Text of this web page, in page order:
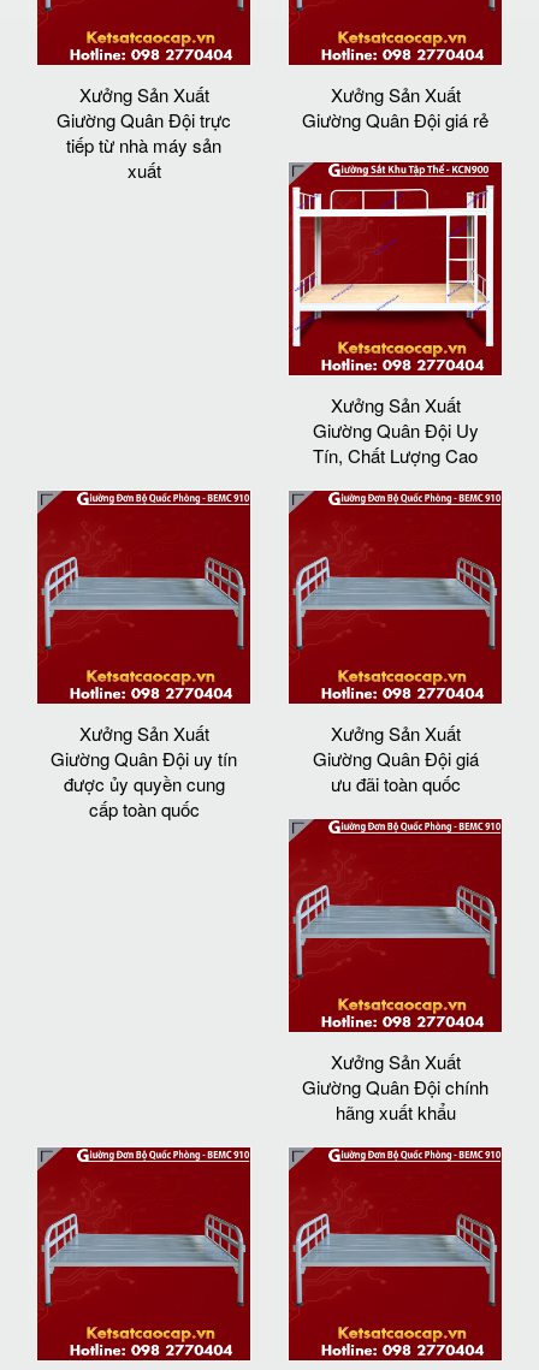
Xưởng Sản Xuất
Giường Quân Đội trực
tiếp từ nhà máy sản
xuất
Xưởng Sản Xuất
Giường Quân Đội giá rẻ
Xưởng Sản Xuất
Giường Quân Đội Uy
Tín, Chất Lượng Cao
Xưởng Sản Xuất
Giường Quân Đội uy tín
được ủy quyền cung
cấp toàn quốc
Xưởng Sản Xuất
Giường Quân Đội giá
ưu đãi toàn quốc
Xưởng Sản Xuất
Giường Quân Đội chính
hãng xuất khẩu